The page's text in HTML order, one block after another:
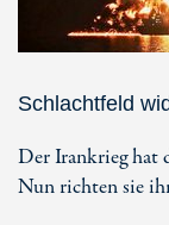
Schlachtfeld
Der Irankrieg hat
Nun richten sie